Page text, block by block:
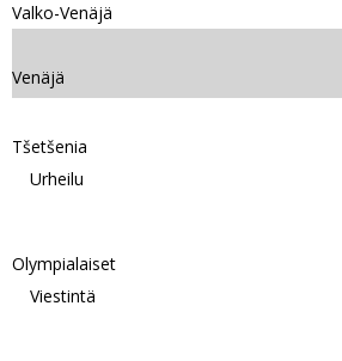
Valko-Venäjä
Venäjä
Tšetšenia
Urheilu
Olympialaiset
Viestintä